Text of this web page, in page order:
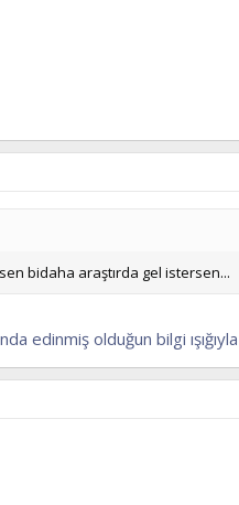
bidaha araştırda gel istersen...
edinmiş olduğun bilgi ışığıyla